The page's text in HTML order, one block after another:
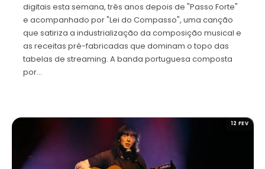
digitais esta semana, três anos depois de "Passo Forte"
e acompanhado por "Lei do Compasso", uma canção
que satiriza a industrialização da composição musical e
as receitas pré-fabricadas que dominam o topo das
tabelas de streaming. A banda portuguesa composta
por…
12 FEV